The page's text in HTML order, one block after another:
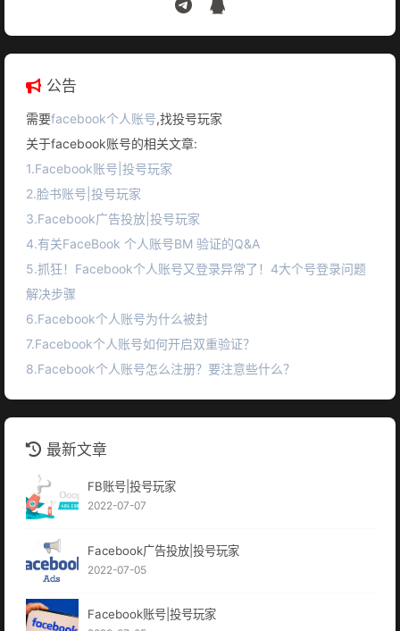
公告
需要facebook个人账号,找投号玩家
关于facebook账号的相关文章:
1.Facebook账号|投号玩家
2.脸书账号|投号玩家
3.Facebook广告投放|投号玩家
4.有关FaceBook 个人账号BM 验证的Q&A
5.抓狂！Facebook个人账号又登录异常了！4大个号登录问题
解决步骤
6.Facebook个人账号为什么被封
7.Facebook个人账号如何开启双重验证？
8.Facebook个人账号怎么注册？要注意些什么？
最新文章
FB账号|投号玩家
2022-07-07
Facebook广告投放|投号玩家
2022-07-05
Facebook账号|投号玩家